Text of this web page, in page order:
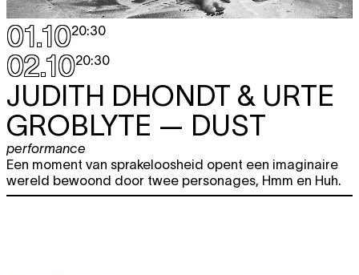
01.1020:30
02.1020:30
JUDITH DHONDT & URTE
GROBLYTE — DUST
performance
Een moment van sprakeloosheid opent een imaginaire
wereld bewoond door twee personages, Hmm en Huh.